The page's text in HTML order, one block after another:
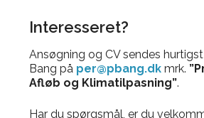
Interesseret?
Ansøgning og CV sendes
Bang på per@pbang.dk mrk.
Afløb og Klimatilpasning”.
Har du spørgsmål, er du